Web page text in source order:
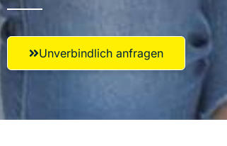
Unverbindlich anfragen